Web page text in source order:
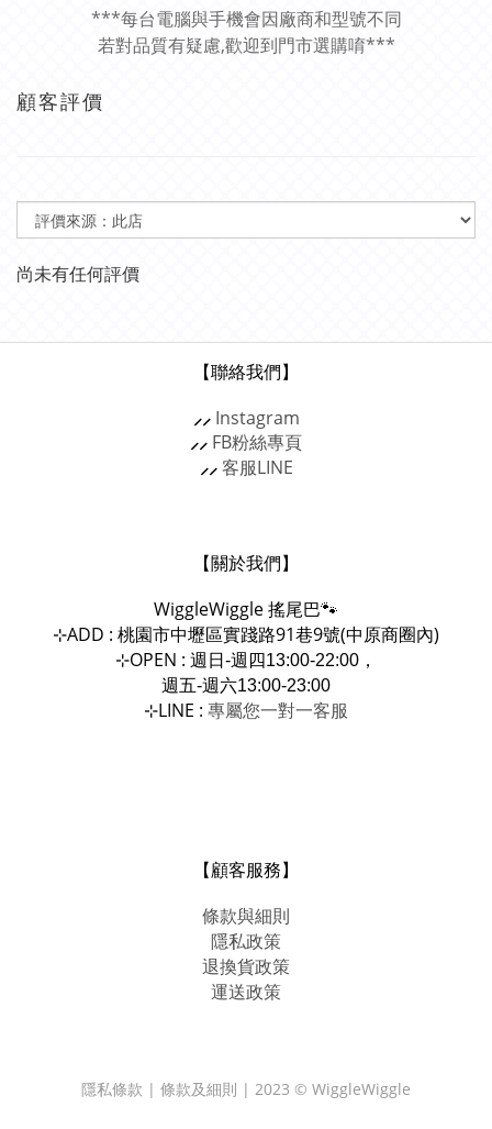
***每台電腦與手機會因廠商和型號不同
若對品質有疑慮,歡迎到門市選購唷***
顧客評價
尚未有任何評價
【聯絡我們】
⸝⸝ Instagram
⸝⸝ FB粉絲專頁
⸝⸝客服LINE
【關於我們】
WiggleWiggle搖尾巴🐾
⊹ADD : 桃園市中壢區實踐路91巷9號(中原商圈內)
⊹OPEN : 週日-週四13:00-22:00，
週五-週六13:00-23:00
⊹LINE : 專屬您一對一客服
【顧客服務】
條款與細則
隱私政策
退換貨政策
運送政策
隱私條款 | 條款及細則 | 2023 © WiggleWiggle